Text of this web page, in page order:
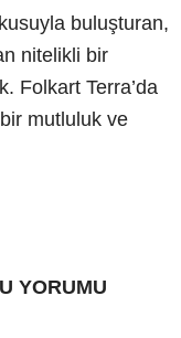
buluşturan,
nitelikli bir
Folkart Terra’da
mutluluk ve
YORUMU